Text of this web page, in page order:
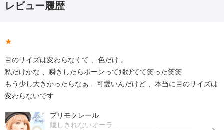
レビュー履歴
★
目のサイズは変わらなくて 、色だけ 。
私だけかな 、瞬きしたらポーンって飛びてて笑った笑笑
もう少し大きかったらなぁ .. 可愛いんだけど 、本当に目のサイズは
変わらないです
プリモクレール
隠しきれないオーラ